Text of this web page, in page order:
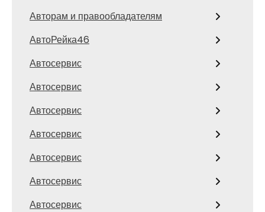
Авторам и правообладателям
АвтоРейка46
Автосервис
Автосервис
Автосервис
Автосервис
Автосервис
Автосервис
Автосервис